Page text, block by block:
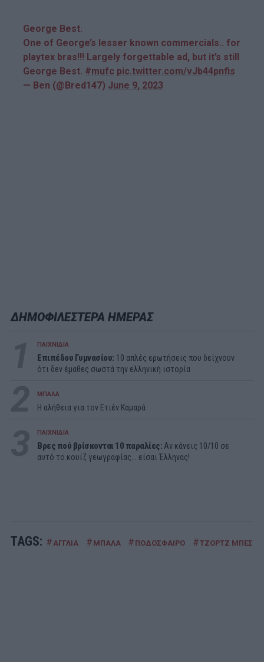
George Best.
One of George’s lesser known commercials.. for
playtex bras!!! Largely forgettable ad, but it’s still
George Best. #mufc pic.twitter.com/vJb44pnfis
— Ben (@Bred147) June 9, 2023
ΔΗΜΟΦΙΛΕΣΤΕΡΑ ΗΜΕΡΑΣ
ΠΑΙΧΝΙΔΙΑ
Επιπέδου Γυμνασίου: 10 απλές ερωτήσεις που δείχνουν
ότι δεν έμαθες σωστά την ελληνική ιστορία
ΜΠΑΛΑ
Η αλήθεια για τον Ετιέν Καμαρά
ΠΑΙΧΝΙΔΙΑ
Βρες πού βρίσκονται 10 παραλίες: Αν κάνεις 10/10 σε
αυτό το κουίζ γεωγραφίας... είσαι Έλληνας!
TAGS: # ΑΓΓΛΙΑ # ΜΠΑΛΑ # ΠΟΔΟΣΦΑΙΡΟ #ΤΖΟΡΤΖ ΜΠΕΣΤ